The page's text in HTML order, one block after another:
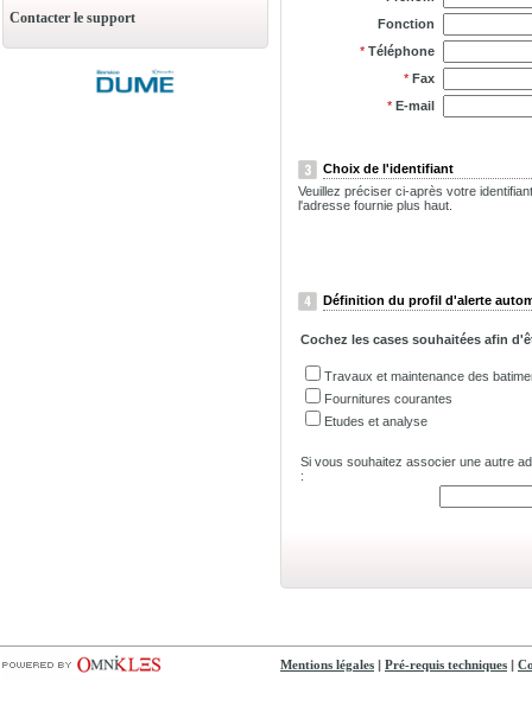
Contacter le support
Fonction
* Téléphone
* Fax
* E-mail
Choix de l'identifiant
Veuillez préciser ci-après votre
l'adresse fournie plus haut.
Définition du profil d'alerte
Cochez les cases souhaitées afin
Travaux et maintenance des
Fournitures courantes
Etudes et analyse
Si vous souhaitez associer une autre
:
Mentions légales Pré-requis techniques